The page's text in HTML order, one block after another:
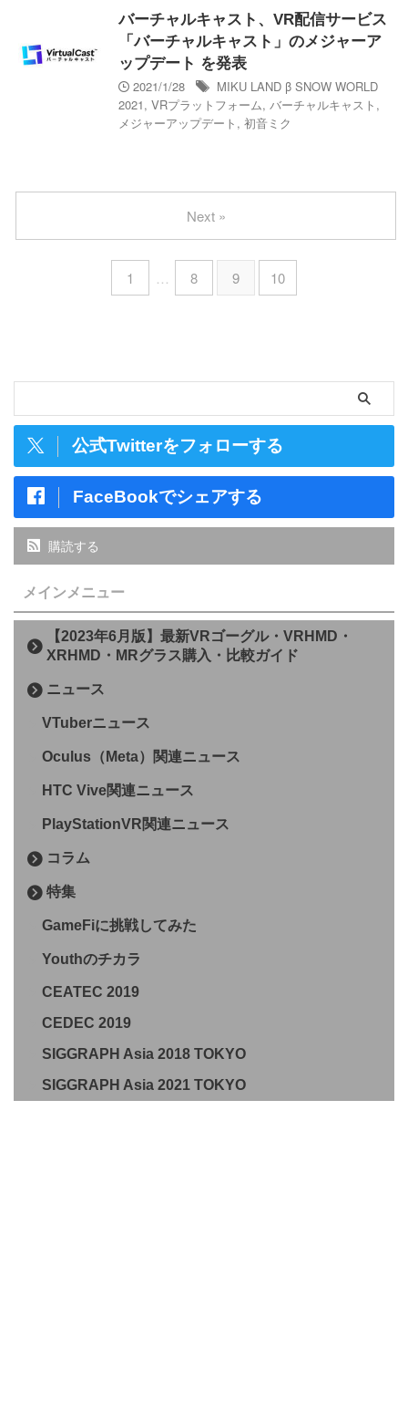
バーチャルキャスト、VR配信サービス
「バーチャルキャスト」のメジャーア
ップデート を発表
2021/1/28
MIKU LAND β SNOW WORLD
2021, VRプラットフォーム, バーチャルキャスト ,
メジャーアップデート , 初音ミク
1 … 8 9 10
Next »
公式Twitterをフォローする
FaceBookでシェアする
購読する
メインメニュー
【2023年6月版】最新VRゴーグル・VRHMD・
XRHMD・MRグラス購入・比較ガイド
ニュース
VTuberニュース
Oculus（Meta）関連ニュース
HTC Vive関連ニュース
PlayStationVR関連ニュース
コラム
特集
GameFiに挑戦してみた
Youthのチカラ
CEATEC 2019
CEDEC 2019
SIGGRAPH Asia 2018 TOKYO
SIGGRAPH Asia 2021 TOKYO